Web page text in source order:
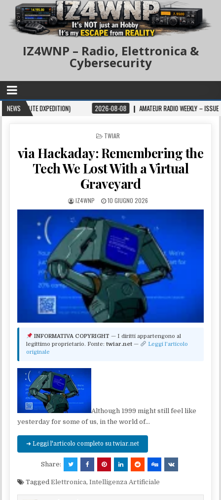
IZ4WNP – Radio, Elettronica &
Cybersecurity
NEWS
DXPEDITION) 2026-08-08 AMATEUR RADIO WEEKLY – ISSUE 433
POSTED IN
TWIAR
via Hackaday: Remembering the
Tech We Lost With a Virtual
Graveyard
IZ4WNP 10 GIUGNO 2026
INFORMATIVA COPYRIGHT — I diritti appartengono al
legittimo proprietario. Fonte:twiar.net —
Leggi l'articolo
originale
Although 1999 might still feel like
yesterday for some of us, in the world of…
➜ Leggi l'articolo completo su twiar.net
Share:
TaggedElettronica,Intelligenza Artificiale